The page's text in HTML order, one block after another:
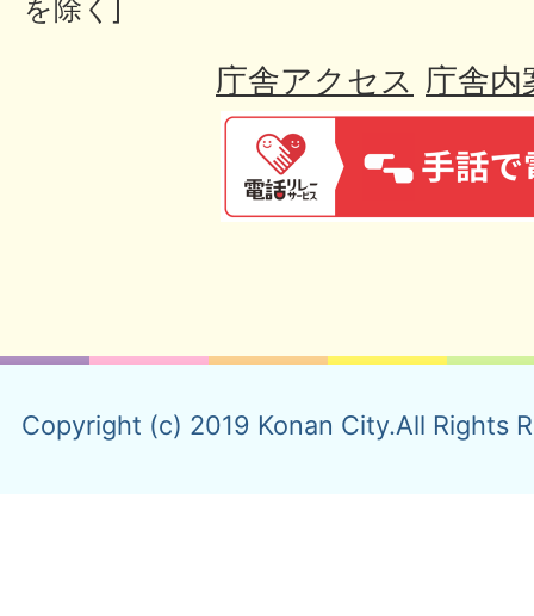
を除く]
庁舎アクセス 庁舎内
Copyright (c) 2019 Konan City.All Rights